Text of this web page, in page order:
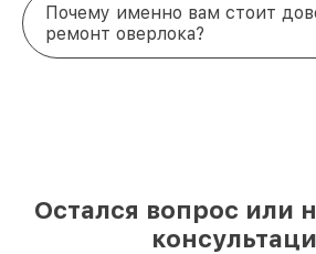
Почему именно вам стоит
ремонт оверлока?
Остался вопрос или